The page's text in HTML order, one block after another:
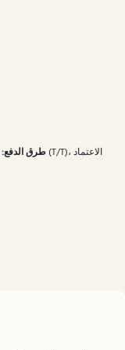
طرق الدفع: